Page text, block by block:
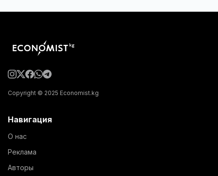
Copyright © 2025 Economist.kg
Навигация
О нас
Реклама
Авторы